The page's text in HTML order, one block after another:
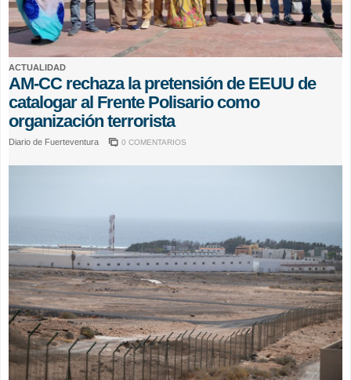
ACTUALIDAD
AM-CC rechaza la pretensión de EEUU de
catalogar al Frente Polisario como
organización terrorista
Diario de Fuerteventura 0 COMENTARIOS